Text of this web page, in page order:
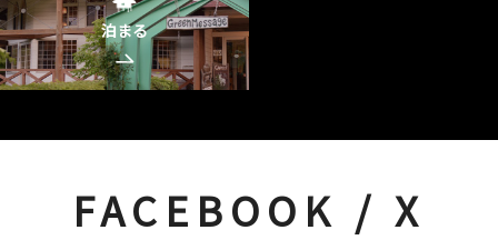
泊まる
FACEBOOK / X